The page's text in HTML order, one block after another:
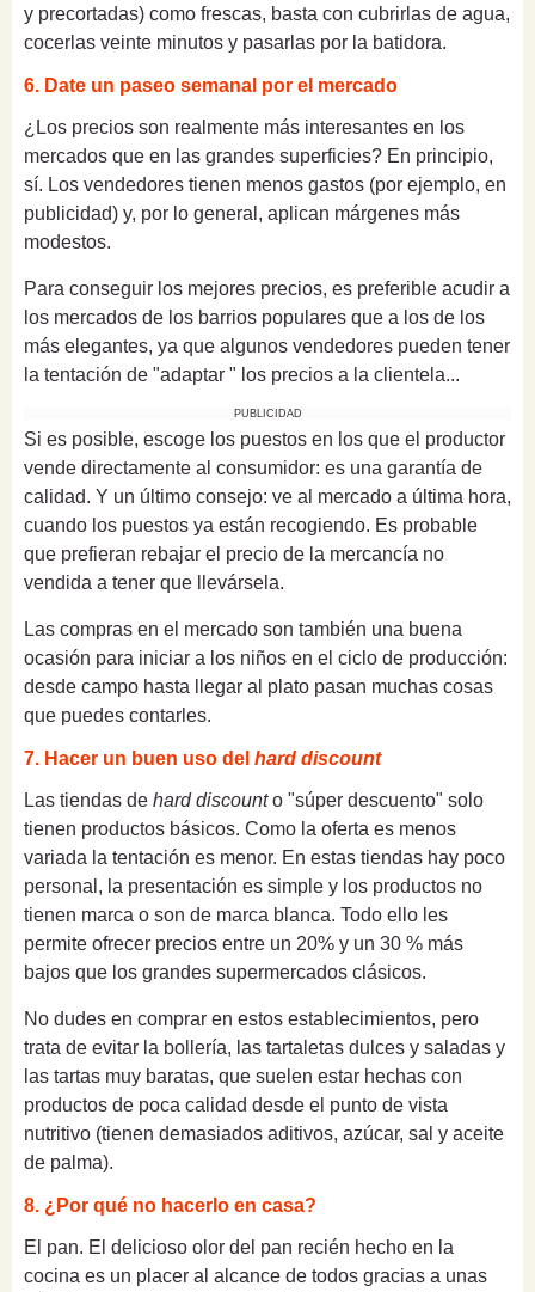
y precortadas) como frescas, basta con cubrirlas de agua,
cocerlas veinte minutos y pasarlas por la batidora.
6. Date un paseo semanal por el mercado
¿Los precios son realmente más interesantes en los
mercados que en las grandes superficies? En principio,
sí. Los vendedores tienen menos gastos (por ejemplo, en
publicidad) y, por lo general, aplican márgenes más
modestos.
Para conseguir los mejores precios, es preferible acudir a
los mercados de los barrios populares que a los de los
más elegantes, ya que algunos vendedores pueden tener
la tentación de "adaptar " los precios a la clientela...
PUBLICIDAD
Si es posible, escoge los puestos en los que el productor
vende directamente al consumidor: es una garantía de
calidad. Y un último consejo: ve al mercado a última hora,
cuando los puestos ya están recogiendo. Es probable
que prefieran rebajar el precio de la mercancía no
vendida a tener que llevársela.
Las compras en el mercado son también una buena
ocasión para iniciar a los niños en el ciclo de producción:
desde campo hasta llegar al plato pasan muchas cosas
que puedes contarles.
7. Hacer un buen uso del hard discount
Las tiendas de hard discounto "súper descuento" solo
tienen productos básicos. Como la oferta es menos
variada la tentación es menor. En estas tiendas hay poco
personal, la presentación es simple y los productos no
tienen marca o son de marca blanca. Todo ello les
permite ofrecer precios entre un 20% y un 30 % más
bajos que los grandes supermercados clásicos.
No dudes en comprar en estos establecimientos, pero
trata de evitar la bollería, las tartaletas dulces y saladas y
las tartas muy baratas, que suelen estar hechas con
productos de poca calidad desde el punto de vista
nutritivo (tienen demasiados aditivos, azúcar, sal y aceite
de palma).
8. ¿Por qué no hacerlo en casa?
El pan. El delicioso olor del pan recién hecho en la
cocina es un placer al alcance de todos gracias a unas